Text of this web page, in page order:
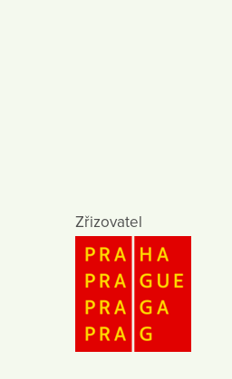
Zřizovatel